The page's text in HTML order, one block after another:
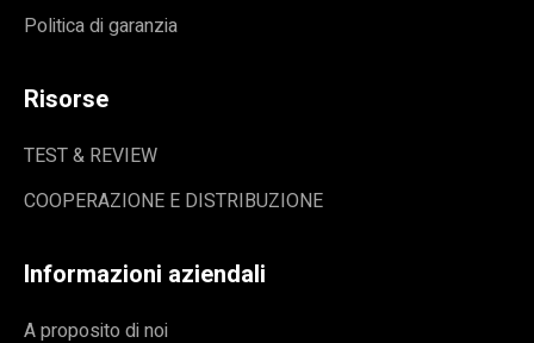
Politica di garanzia
Risorse
TEST & REVIEW
COOPERAZIONE E DISTRIBUZIONE
Informazioni aziendali
A proposito di noi